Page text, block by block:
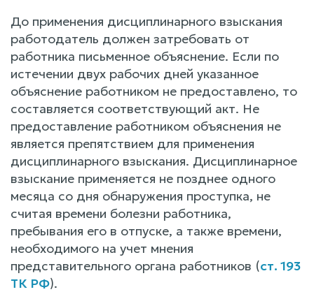
До применения дисциплинарного взыскания
работодатель должен затребовать от
работника письменное объяснение. Если по
истечении двух рабочих дней указанное
объяснение работником не предоставлено, то
составляется соответствующий акт. Не
предоставление работником объяснения не
является препятствием для применения
дисциплинарного взыскания. Дисциплинарное
взыскание применяется не позднее одного
месяца со дня обнаружения проступка, не
считая времени болезни работника,
пребывания его в отпуске, а также времени,
необходимого на учет мнения
представительного органа работников (ст. 193
ТК РФ).